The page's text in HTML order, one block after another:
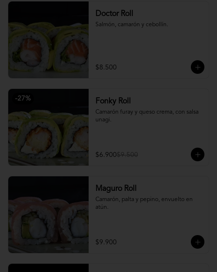
Doctor Roll
Salmón, camarón y cebollín.
$8.500
-27% Fonky Roll
Camarón furay y queso crema, con salsa
unagi.
$6.900$9.500
Maguro Roll
Camarón, palta y pepino, envuelto en
atún.
$9.900